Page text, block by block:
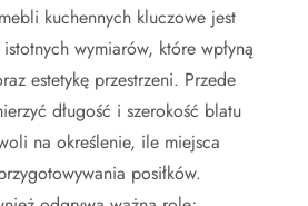
kuchennych kluczowe jest
wymiarów, które wpłyną
estetykę przestrzeni. Przede
długość i szerokość blatu
na określenie, ile miejsca
posiłków.